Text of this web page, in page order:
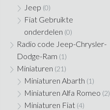
Jeep (0)
Fiat Gebruikte
onderdelen (0)
Radio code Jeep-Chrysler-
Dodge-Ram (1)
Miniaturen (21)
Miniaturen Abarth (1)
Miniaturen Alfa Romeo (2)
Miniaturen Fiat (4)